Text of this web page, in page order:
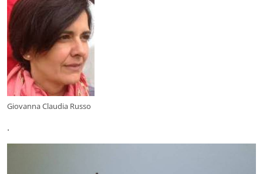
Giovanna Claudia Russo
.